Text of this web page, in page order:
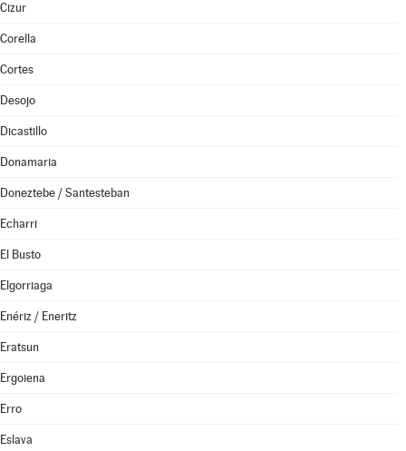
Cizur
Corella
Cortes
Desojo
Dicastillo
Donamaria
Doneztebe / Santesteban
Echarri
El Busto
Elgorriaga
Enériz / Eneritz
Eratsun
Ergoiena
Erro
Eslava